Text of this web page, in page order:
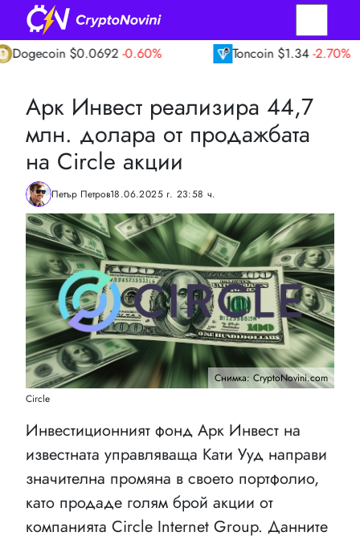
$0.0692 -0.60% Toncoin $1.34 -2.70%
Арк Инвест реализира 44,7
млн. долара от продажбата
на Circle акции
Петър Петров18.06.2025 г. 23:58 ч.
Снимка: CryptoNovini.com
Circle
Инвестиционният фонд Арк Инвест на
известната управляваща Кати Ууд направи
значителна промяна в своето портфолио,
като продаде голям брой акции от
компанията Circle Internet Group. Данните